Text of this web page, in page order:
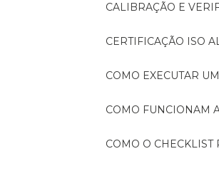
CALIBRAÇÃO E
CERTIFICAÇÃO ISO
COMO EXECUTAR
COMO FUNCIONAM
COMO O